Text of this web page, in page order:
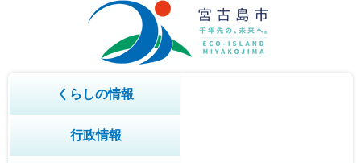
くらしの情報
行政情報